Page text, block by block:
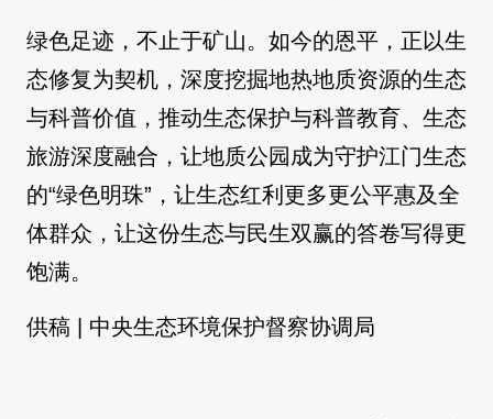
绿色足迹，不止于矿山。如今的恩平，正以生
态修复为契机，深度挖掘地热地质资源的生态
与科普价值，推动生态保护与科普教育、生态
旅游深度融合，让地质公园成为守护江门生态
的“绿色明珠”，让生态红利更多更公平惠及全
体群众，让这份生态与民生双赢的答卷写得更
饱满。
供稿 | 中央生态环境保护督察协调局